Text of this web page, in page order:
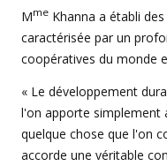
Mme Khanna a établi
caractérisée par un
coopératives du monde
« Le développement
l'on apporte simplement
quelque chose que l'on
accorde une véritable